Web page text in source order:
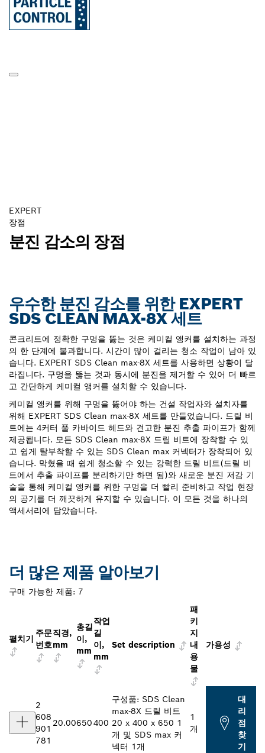
EXPERT
장점
분진 감소의 장점
우수한 분진 감소를 위한 EXPERT
SDS CLEAN MAX-8X 세트
콘크리트에 정확한 구멍을 뚫는 것은 케미컬 앵커를 설치하는 과정
의 한 단계에 불과합니다. 시간이 많이 걸리는 청소 작업이 남아 있
습니다. EXPERT SDS Clean max-8X 세트를 사용하면 상황이 달
라집니다. 구멍을 뚫는 것과 동시에 분진을 제거할 수 있어 더 빠르
고 간단하게 케미컬 앵커를 설치할 수 있습니다.
케미컬 앵커를 위해 구멍을 뚫어야 하는 건설 작업자와 설치자를
위해 EXPERT SDS Clean max-8X 세트를 만들었습니다. 드릴 비
트에는 4커터 풀 카바이드 헤드와 견고한 분진 추출 파이프가 함께
제공됩니다. 모든 SDS Clean max-8X 드릴 비트에 장착할 수 있
고 쉽게 탈부착할 수 있는 SDS Clean max 커넥터가 장착되어 있
습니다. 막혔을 때 쉽게 청소할 수 있는 강력한 드릴 비트(드릴 비
트에서 추출 파이프를 분리하기만 하면 됨)와 새로운 분진 저감 기
술을 통해 케미컬 앵커를 위한 구멍을 더 빨리 준비하고 작업 현장
의 공기를 더 깨끗하게 유지할 수 있습니다. 이 모든 것을 하나의
액세서리에 담았습니다.
더 많은 제품 알아보기
구매 가능한 제품: 7
펼치기
주문
번호
직경,
mm
총길
이,
mm
작업
길
이,
mm
Set description
패
키
지
내
용
물
가용성
2
608
901
781
20.00650400
구성품: SDS Clean
max-8X 드릴 비트
20 x 400 x 650 1
개 및 SDS max 커
넥터 1개
1
개
대
리
점
찾
기